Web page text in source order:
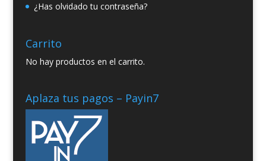
¿Has olvidado tu contraseña?
Carrito
No hay productos en el carrito.
Aplaza tus pagos – Payin7